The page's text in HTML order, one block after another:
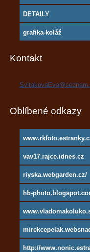
DETAILY
grafika-koláž
Kontakt
Oblíbené odkazy
vav17.rajce.idnes.cz
riyska.webgarden.cz/
hb-
cat=5
http://